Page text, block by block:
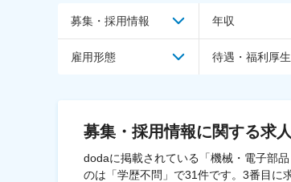
募集・採用情報 年収
雇用形態 待遇・福利厚生
募集・採用情報に関する求
dodaに掲載されている「機械・電子部
のは「学歴不問」で31件です。3番目に